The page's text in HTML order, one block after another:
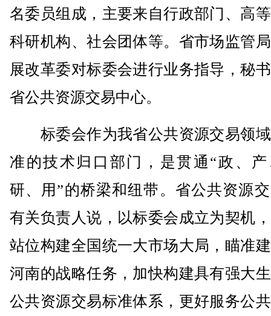
名委员组成，主要来自行政部门、高
科研机构、社会团体等。省市场监管
展改革委对标委会进行业务指导，秘
省公共资源交易中心。
标委会作为我省公共资源交易领
准的技术归口部门，是贯通“政、
研、用”的桥梁和纽带。省公共资源
有关负责人说，以标委会成立为契机
站位构建全国统一大市场大局，瞄准
河南的战略任务，加快构建具有强大
公共资源交易标准体系，更好服务公